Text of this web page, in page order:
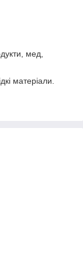
мед,
матеріали.